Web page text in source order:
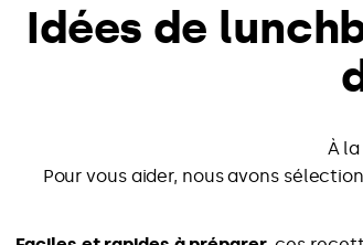
Idées de
À
Pour vous aider, nous avons